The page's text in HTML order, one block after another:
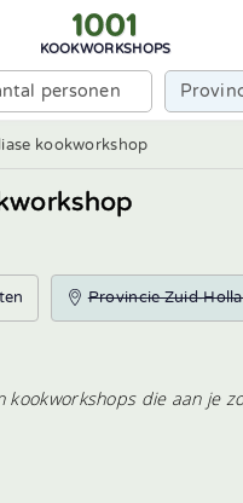
KOOKWORKSHOPS
personen
kookworkshop
Provincie Zuid-
kookworkshops die aan je